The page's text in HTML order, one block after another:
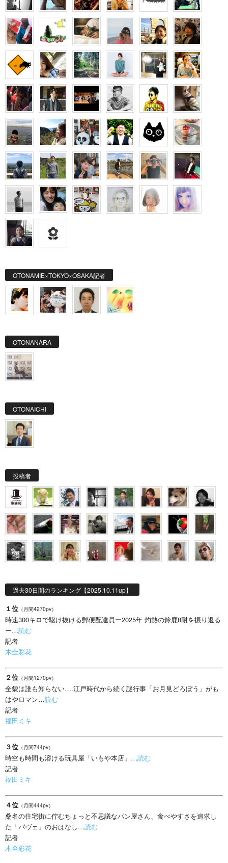
OTONAMIE×TOKYO×OSAKA記者
OTONANARA
OTONAICHI
投稿者
過去30日間のランキング【2025.10.11up】
１位 （月間4270pv）
時速300キロで駆け抜ける郵便配達員ー2025年 灼熱の鈴鹿8耐を振り返る
ー…読む
記者
木全彩花
２位 （月間1270pv）
全貌は誰も知らない….江戸時代から続く謎行事「お月見どろぼう」がも
はやロマン…読む
記者
福田ミキ
３位 （月間744pv）
時空も時間も溶ける玩具屋「いもや本店」…読む
記者
福田ミキ
４位 （月間444pv）
桑名の住宅街に佇むちょっと不思議なパン屋さん、食べやすさを追求し
た「パヴェ」のおはなし…読む
記者
木全彩花